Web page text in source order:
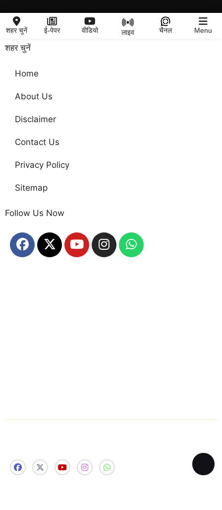
शहर चुनें ई-पेपर वीडियो लाइव चैनल Menu
शहर चुनें
Home
About Us
Disclaimer
Contact Us
Privacy Policy
Sitemap
Follow Us Now